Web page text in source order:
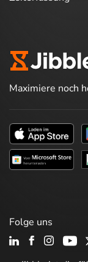
Maximiere noch
Folge uns